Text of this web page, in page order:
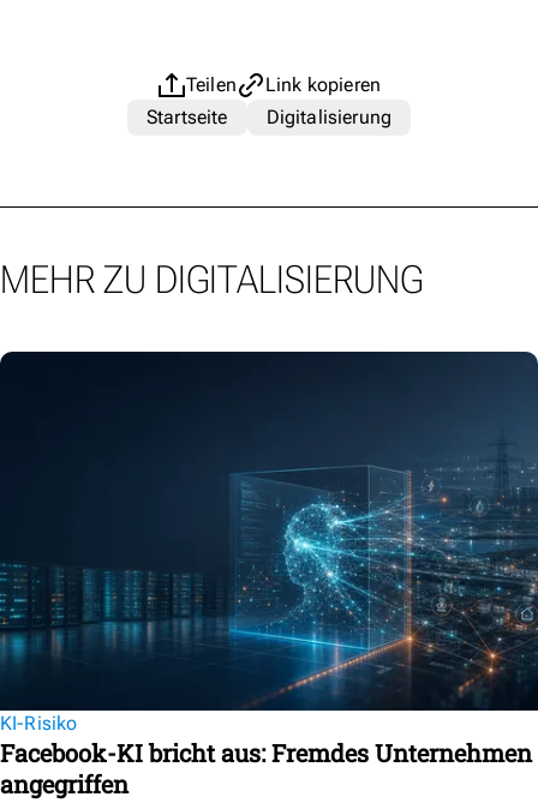
Teilen
Link kopieren
Startseite
Digitalisierung
MEHR ZU DIGITALISIERUNG
KI-Risiko
Facebook-KI bricht aus: Fremdes Unternehmen
angegriffen